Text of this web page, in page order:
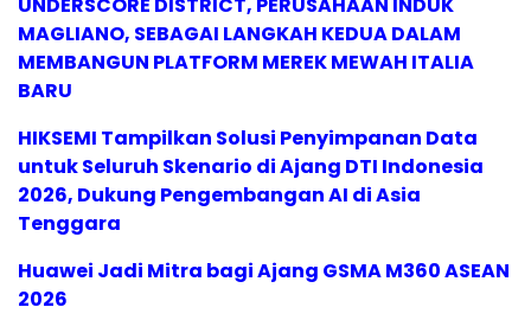
MAGLIANO, SEBAGAI LANGKAH KEDUA DALAM
MEMBANGUN PLATFORM MEREK MEWAH ITALIA
BARU
HIKSEMI Tampilkan Solusi Penyimpanan Data
untuk Seluruh Skenario di Ajang DTI Indonesia
2026, Dukung Pengembangan AI di Asia
Tenggara
Huawei Jadi Mitra bagi Ajang GSMA M360 ASEAN
2026